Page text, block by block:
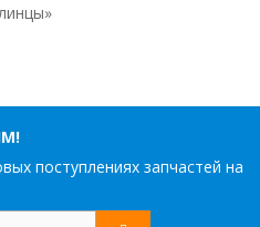
поступлениях запчастей на